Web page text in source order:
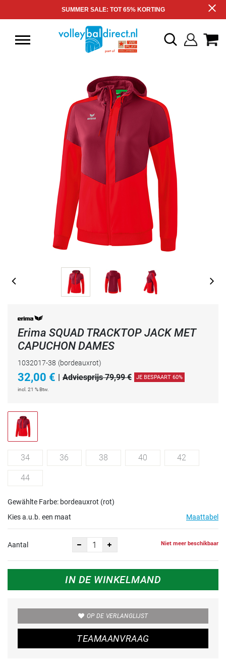
SUMMER SALE: TOT 65% KORTING
Erima SQUAD TRACKTOP JACK MET
CAPUCHON DAMES
1032017-38 (bordeauxrot)
32,00 € | Adviesprijs 79,99 € JE BESPAART 60%
incl. 21 % Btw.
34 36 38 40 42
44
Gewählte Farbe: bordeauxrot (rot)
Kies a.u.b. een maat
Maattabel
Aantal Niet meer beschikbaar
IN DE WINKELMAND
OP DE VERLANGLIJST
TEAMAANVRAAG